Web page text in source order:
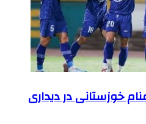
خوزستانی در دیداری